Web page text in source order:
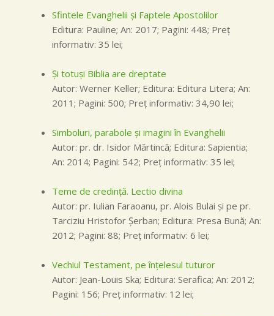
Sfintele Evanghelii și Faptele Apostolilor
Editura: Pauline; An: 2017; Pagini: 448; Preţ
informativ: 35 lei;
Şi totuşi Biblia are dreptate
Autor: Werner Keller; Editura: Editura Litera; An:
2011; Pagini: 500; Preţ informativ: 34,90 lei;
Simboluri, parabole şi imagini în Evanghelii
Autor: pr. dr. Isidor Mărtincă; Editura: Sapientia;
An: 2014; Pagini: 542; Preţ informativ: 35 lei;
Teme de credinţă. Lectio divina
Autor: pr. Iulian Faraoanu, pr. Alois Bulai şi pe pr.
Tarciziu Hristofor Şerban; Editura: Presa Bună; An:
2012; Pagini: 88; Preţ informativ: 6 lei;
Vechiul Testament, pe înţelesul tuturor
Autor: Jean-Louis Ska; Editura: Serafica; An: 2012;
Pagini: 156; Preţ informativ: 12 lei;